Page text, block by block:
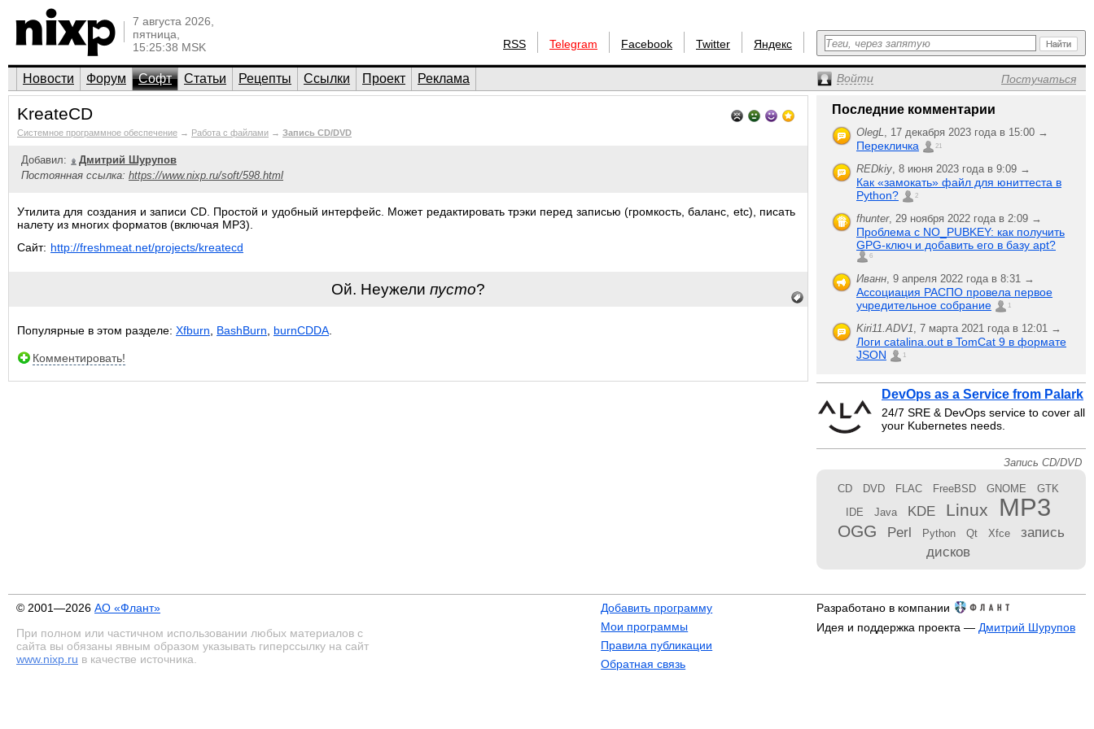
7 августа 2026,
пятница,
15:25:38 MSK
RSS Telegram Facebook Twitter Яндекс
Новости Форум Софт Статьи Рецепты Ссылки Проект Реклама Войти Постучаться
KreateCD
Системное программное обеспечение → Работа с файлами → Запись CD/DVD
Добавил:
Дмитрий Шурупов
Постоянная ссылка: https://www.nixp.ru/soft/598.html
Утилита для создания и записи CD. Простой и удобный интерфейс. Может редактировать трэки перед записью (громкость, баланс, etc), писать
налету из многих форматов (включая MP3).
Сайт: http://freshmeat.net/projects/kreatecd
Ой. Неужели пусто?
Популярные в этом разделе: Xfburn BashBurn burnCDDA
Комментировать!
Последние комментарии
OlegL, 17 декабря 2023 года в 15:00 →
Перекличка 21
REDkiy, 8 июня 2023 года в 9:09 →
Как «замокать» файл для юниттеста в
Python?
2
fhunter, 29 ноября 2022 года в 2:09 →
Проблема с NO_PUBKEY: как получить
GPG-ключ и добавить его в базу apt?
6
Иванн, 9 апреля 2022 года в 8:31 →
Ассоциация РАСПО провела первое
учредительное собрание
1
Kiri11.ADV1, 7 марта 2021 года в 12:01 →
Логи catalina.out в TomCat 9 в формате
JSON
1
DevOps as a Service from Palark
24/7 SRE & DevOps service to cover all
your Kubernetes needs.
Запись CD/DVD
CD DVD FLAC FreeBSD GNOME
GTK
IDE
Java KDE Linux MP3
OGG Perl Python Qt Xfce
запись
дисков
© 2001—2026 АО «Флант»
При полном или частичном использовании любых материалов с
сайта вы обязаны явным образом указывать гиперссылку на сайт
www.nixp.ru в качестве источника.
Добавить программу
Мои программы
Правила публикации
Обратная связь
Разработано в компании
Идея и поддержка проекта — Дмитрий Шурупов